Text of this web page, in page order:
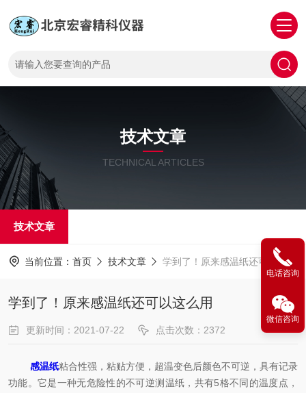
技术文章
TECHNICAL ARTICLES
技术文章
当前位置： 首页 技术文章 学到了！原来感温纸还可以这么用
学到了！原来感温纸还可以这么用
更新时间：2021-07-22 点击次数：2372
感温纸粘合性强，粘贴方便，超温变色后颜色不可逆，具有记录
功能。它是一种无危险性的不可逆测温纸，共有5格不同的温度点，
电话咨询
微信咨询